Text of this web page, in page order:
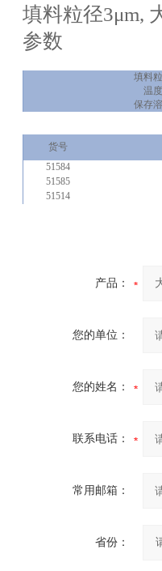
填料粒径3μm,
参数
填料
温度
保存
货号
51584
51585
51514
产品：
您的单位：
您的姓名：
联系电话：
常用邮箱：
省份：